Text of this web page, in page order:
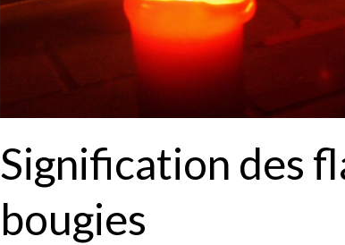
Signification des
bougies